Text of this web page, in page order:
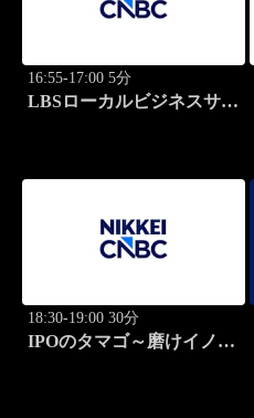
16:55-17:00 5分
LBSローカルビジネスサテ
18:30-19:00 30分
IPOのタマゴ～磨けイノベ